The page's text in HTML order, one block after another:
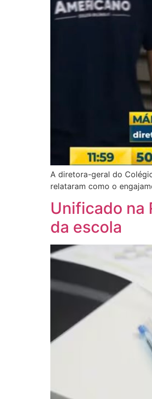
A diretora-geral do
relataram como o
Unificado na
da escola